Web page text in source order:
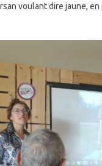
voulant dire jaune,